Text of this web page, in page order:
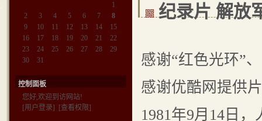
纪录片 解放
感谢“红色光环”
感谢优酷网提供
1981年9月14日
1
2
3 4 5 6 7
8
9
10 11 12 13 14
15
16
17 18 19 20 21
22
23
24 25 26 27 28
29
30
31
控制面板
您好,欢迎到访网站!
[用户登录]
[查看权限]